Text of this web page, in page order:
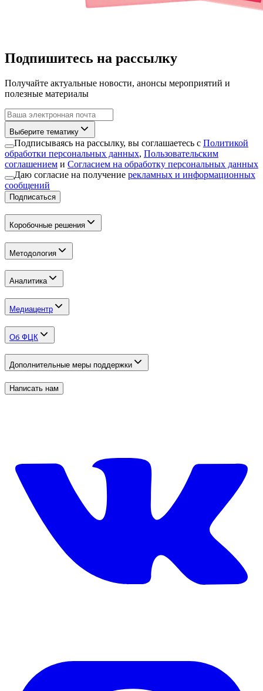
Подпишитесь на рассылку
Получайте актуальные новости, анонсы мероприятий и
полезные материалы
Выберите тематику
Подписываясь на рассылку, вы соглашаетесь с Политикой
обработки персональных данных, Пользовательским
соглашением и Согласием на обработку персональных данных
Даю согласие на получение рекламных и информационных
сообщений
Подписаться
Коробочные решения
Методология
Аналитика
Медиацентр
Об ФЦК
Дополнительные меры поддержки
Написать нам